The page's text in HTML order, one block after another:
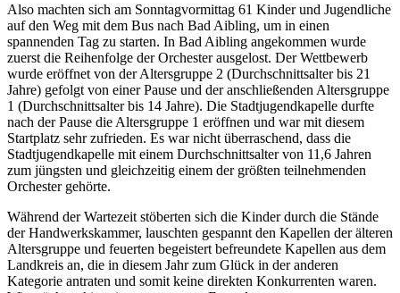
Also machten sich am Sonntagvormittag 61 Kinder und Jugendliche
auf den Weg mit dem Bus nach Bad Aibling, um in einen
spannenden Tag zu starten. In Bad Aibling angekommen wurde
zuerst die Reihenfolge der Orchester ausgelost. Der Wettbewerb
wurde eröffnet von der Altersgruppe 2 (Durchschnittsalter bis 21
Jahre) gefolgt von einer Pause und der anschließenden Altersgruppe
1 (Durchschnittsalter bis 14 Jahre). Die Stadtjugendkapelle durfte
nach der Pause die Altersgruppe 1 eröffnen und war mit diesem
Startplatz sehr zufrieden. Es war nicht überraschend, dass die
Stadtjugendkapelle mit einem Durchschnittsalter von 11,6 Jahren
zum jüngsten und gleichzeitig einem der größten teilnehmenden
Orchester gehörte.
Während der Wartezeit stöberten sich die Kinder durch die Stände
der Handwerkskammer, lauschten gespannt den Kapellen der älteren
Altersgruppe und feuerten begeistert befreundete Kapellen aus dem
Landkreis an, die in diesem Jahr zum Glück in der anderen
Kategorie antraten und somit keine direkten Konkurrenten waren.